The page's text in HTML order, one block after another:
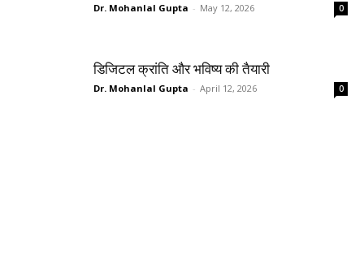
Dr. Mohanlal Gupta - May 12, 2026 0
डिजिटल क्रांति और भविष्य की तैयारी
Dr. Mohanlal Gupta - April 12, 2026 0